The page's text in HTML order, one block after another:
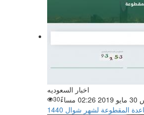
اخبار السعوديه
30
المقطوعة لشهر شوال 1440